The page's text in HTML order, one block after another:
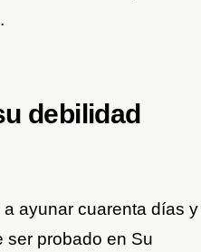
debilidad
ayunar cuarenta días y
ser probado en Su